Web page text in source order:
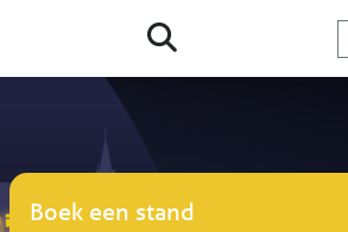
Boek een stand